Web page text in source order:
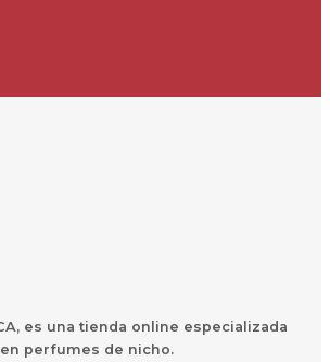
es una tienda online especializada
en perfumes de nicho.